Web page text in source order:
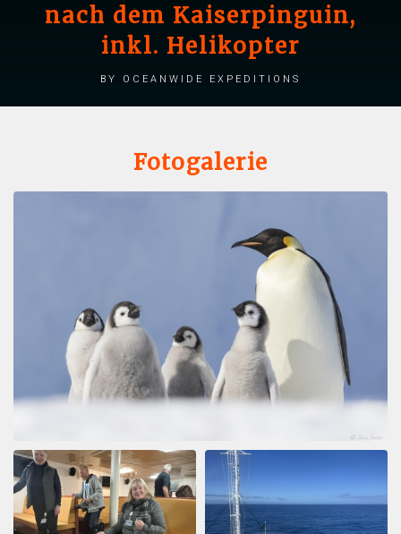
nach dem Kaiserpinguin,
inkl. Helikopter
by Oceanwide Expeditions
Fotogalerie